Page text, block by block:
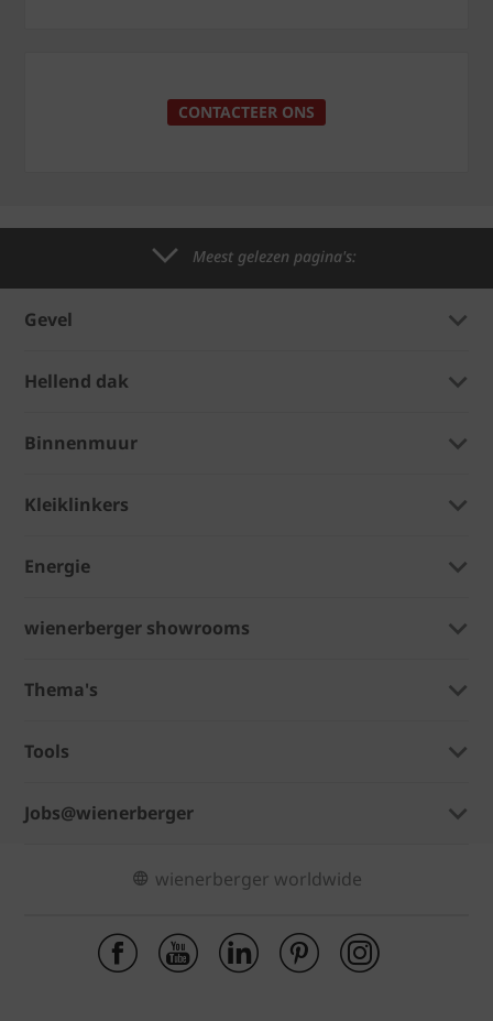
CONTACTEER ONS
Meest gelezen pagina's:
Gevel
Hellend dak
Binnenmuur
Kleiklinkers
Energie
wienerberger showrooms
Thema's
Tools
Jobs@wienerberger
wienerberger worldwide